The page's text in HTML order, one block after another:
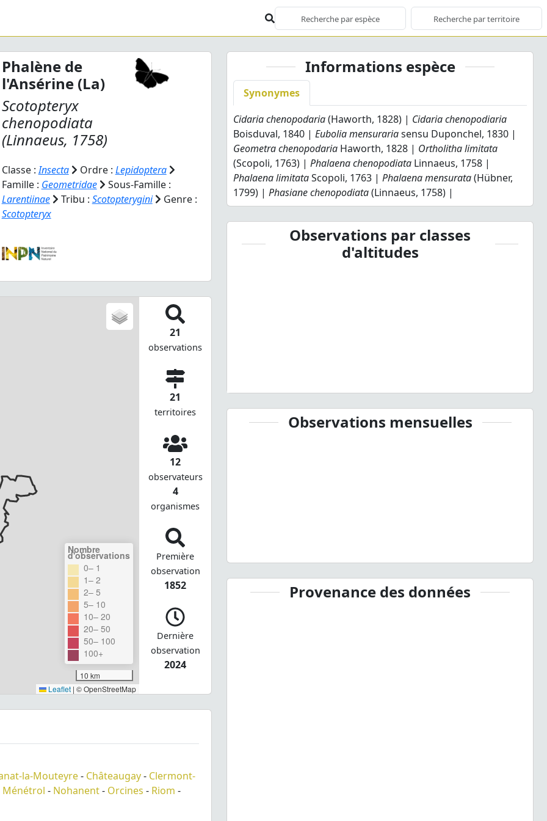
Phalène de
l'Ansérine (La)
Scotopteryx
chenopodiata
(Linnaeus, 1758)
Classe :Insecta Ordre : Lepidoptera
Famille : Geometridae
Sous-Famille :
Larentiinae
Tribu : Scotopterygini
Genre :
Scotopteryx
Nombre
d'observations
0– 1
1– 2
2– 5
5– 10
10– 20
20– 50
50– 100
100+
10 km
Leaflet | © OpenStreetMap
21
observations
21
territoires
12
observateurs
4
organismes
Première
observation
1852
Dernière
observation
2024
la-Mouteyre- Châteaugay- Clermont-
Ménétrol - Nohanent- Orcines - Riom -
Informations espèce
Synonymes
Cidaria chenopodaria(Haworth, 1828) | Cidaria chenopodiaria
Boisduval, 1840 |Eubolia mensurariasensu Duponchel, 1830 |
Geometra chenopodaria Haworth, 1828 | Ortholitha limitata
(Scopoli, 1763) |Phalaena chenopodiata Linnaeus, 1758 |
Phalaena limitataScopoli, 1763 |Phalaena mensurata(Hübner,
1799) |Phasiane chenopodiata(Linnaeus, 1758) |
Observations par classes
d'altitudes
Observations mensuelles
Provenance des données